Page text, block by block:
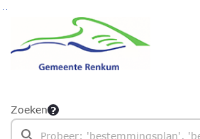
Ga naar de inhoud van deze pagina
Ga naar het zoeken
Ga naar het menu
Zoeken